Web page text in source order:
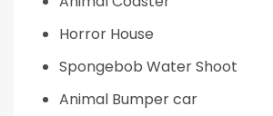
Horror House
Spongebob Water Shoot
Animal Bumper car